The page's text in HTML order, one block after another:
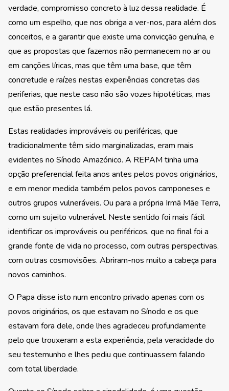
verdade, compromisso concreto à luz dessa realidade. É
como um espelho, que nos obriga a ver-nos, para além dos
conceitos, e a garantir que existe uma convicção genuína, e
que as propostas que fazemos não permanecem no ar ou
em canções líricas, mas que têm uma base, que têm
concretude e raízes nestas experiências concretas das
periferias, que neste caso não são vozes hipotéticas, mas
que estão presentes lá.
Estas realidades improváveis ou periféricas, que
tradicionalmente têm sido marginalizadas, eram mais
evidentes no Sínodo Amazónico. A REPAM tinha uma
opção preferencial feita anos antes pelos povos originários,
e em menor medida também pelos povos camponeses e
outros grupos vulneráveis. Ou para a própria Irmã Mãe Terra,
como um sujeito vulnerável. Neste sentido foi mais fácil
identificar os improváveis ou periféricos, que no final foi a
grande fonte de vida no processo, com outras perspectivas,
com outras cosmovisões. Abriram-nos muito a cabeça para
novos caminhos.
O Papa disse isto num encontro privado apenas com os
povos originários, os que estavam no Sínodo e os que
estavam fora dele, onde lhes agradeceu profundamente
pelo que trouxeram a esta experiência, pela veracidade do
seu testemunho e lhes pediu que continuassem falando
com total liberdade.